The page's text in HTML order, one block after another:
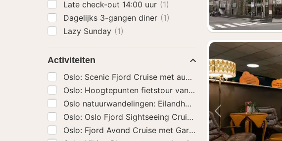
Vorige foto
Late check-out 14:00 uur (1)
Dagelijks 3-gangen diner (1)
Lazy Sunday (1)
Activiteiten
Oslo: Scenic Fjord Cruise met audiogids commentaar(69)
Oslo: Hoogtepunten fietstour van 3 uur
(69)
Oslo natuurwandelingen: Eilandhoppen
(69)
Oslo: Oslo Fjord Sightseeing Cruise per zeilschip(69)
Oslo: Fjord Avond Cruise met Garnalen Buffet(69)